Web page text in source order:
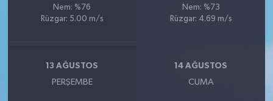
Nem: %76
Rüzgar: 5.00 m/s
Nem: %73
Rüzgar: 4.69 m/s
13 AĞUSTOS
PERŞEMBE
14 AĞUSTOS
CUMA